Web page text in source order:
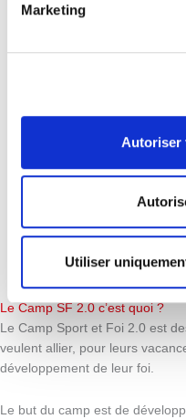
Marketing
Autoriser
Utiliser
Sport et Foi Moselle
Sport et Foi Valence
Sport et Foi Vallée de
Vision / Mission /
Notre équipe
Faire un don
Le Camp SF 2.0 c’est quoi ?
Le Camp Sport et Foi 2.0 est
veulent allier, pour leurs
développement de leur foi.
Le but du camp est de